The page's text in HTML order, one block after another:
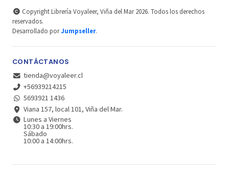
Copyright Librería Voyaleer, Viña del Mar 2026. Todos los derechos
reservados.
Desarrollado porJumpseller.
CONTÁCTANOS
tienda@voyaleer.cl
+56939214215
5693921 1436
Viana 157, local 101, Viña del Mar.
Lunes a Viernes
10:30 a 19:00hrs.
Sábado
10:00 a 14:00hrs.